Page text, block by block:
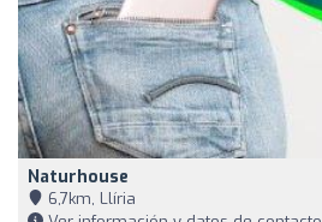
Naturhouse
6,7km, Llíria